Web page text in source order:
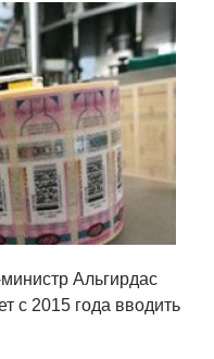
Альгирдас
с 2015 года вводить